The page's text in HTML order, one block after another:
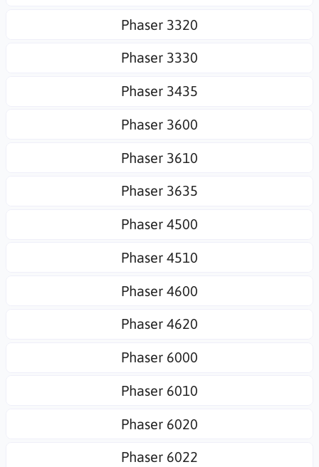
Phaser 3320
Phaser 3330
Phaser 3435
Phaser 3600
Phaser 3610
Phaser 3635
Phaser 4500
Phaser 4510
Phaser 4600
Phaser 4620
Phaser 6000
Phaser 6010
Phaser 6020
Phaser 6022